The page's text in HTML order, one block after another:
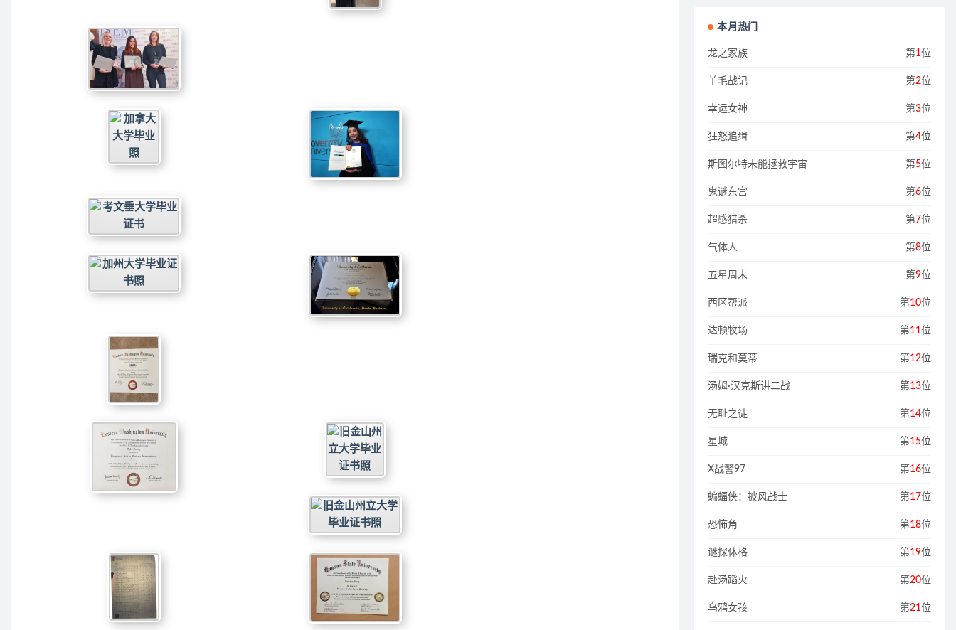
本月热门
龙之家族 第1位
羊毛战记 第2位
幸运女神 第3位
狂怒追缉 第4位
斯图尔特未能拯救宇宙 第5位
鬼谜东宫 第6位
超感猎杀 第7位
气体人 第8位
五星周末 第9位
西区帮派 第10位
达顿牧场 第11位
瑞克和莫蒂 第12位
汤姆·汉克斯讲二战 第13位
无耻之徒 第14位
星城 第15位
X战警97 第16位
蝙蝠侠：披风战士 第17位
恐怖角 第18位
谜探休格 第19位
赴汤蹈火 第20位
乌鸦女孩 第21位